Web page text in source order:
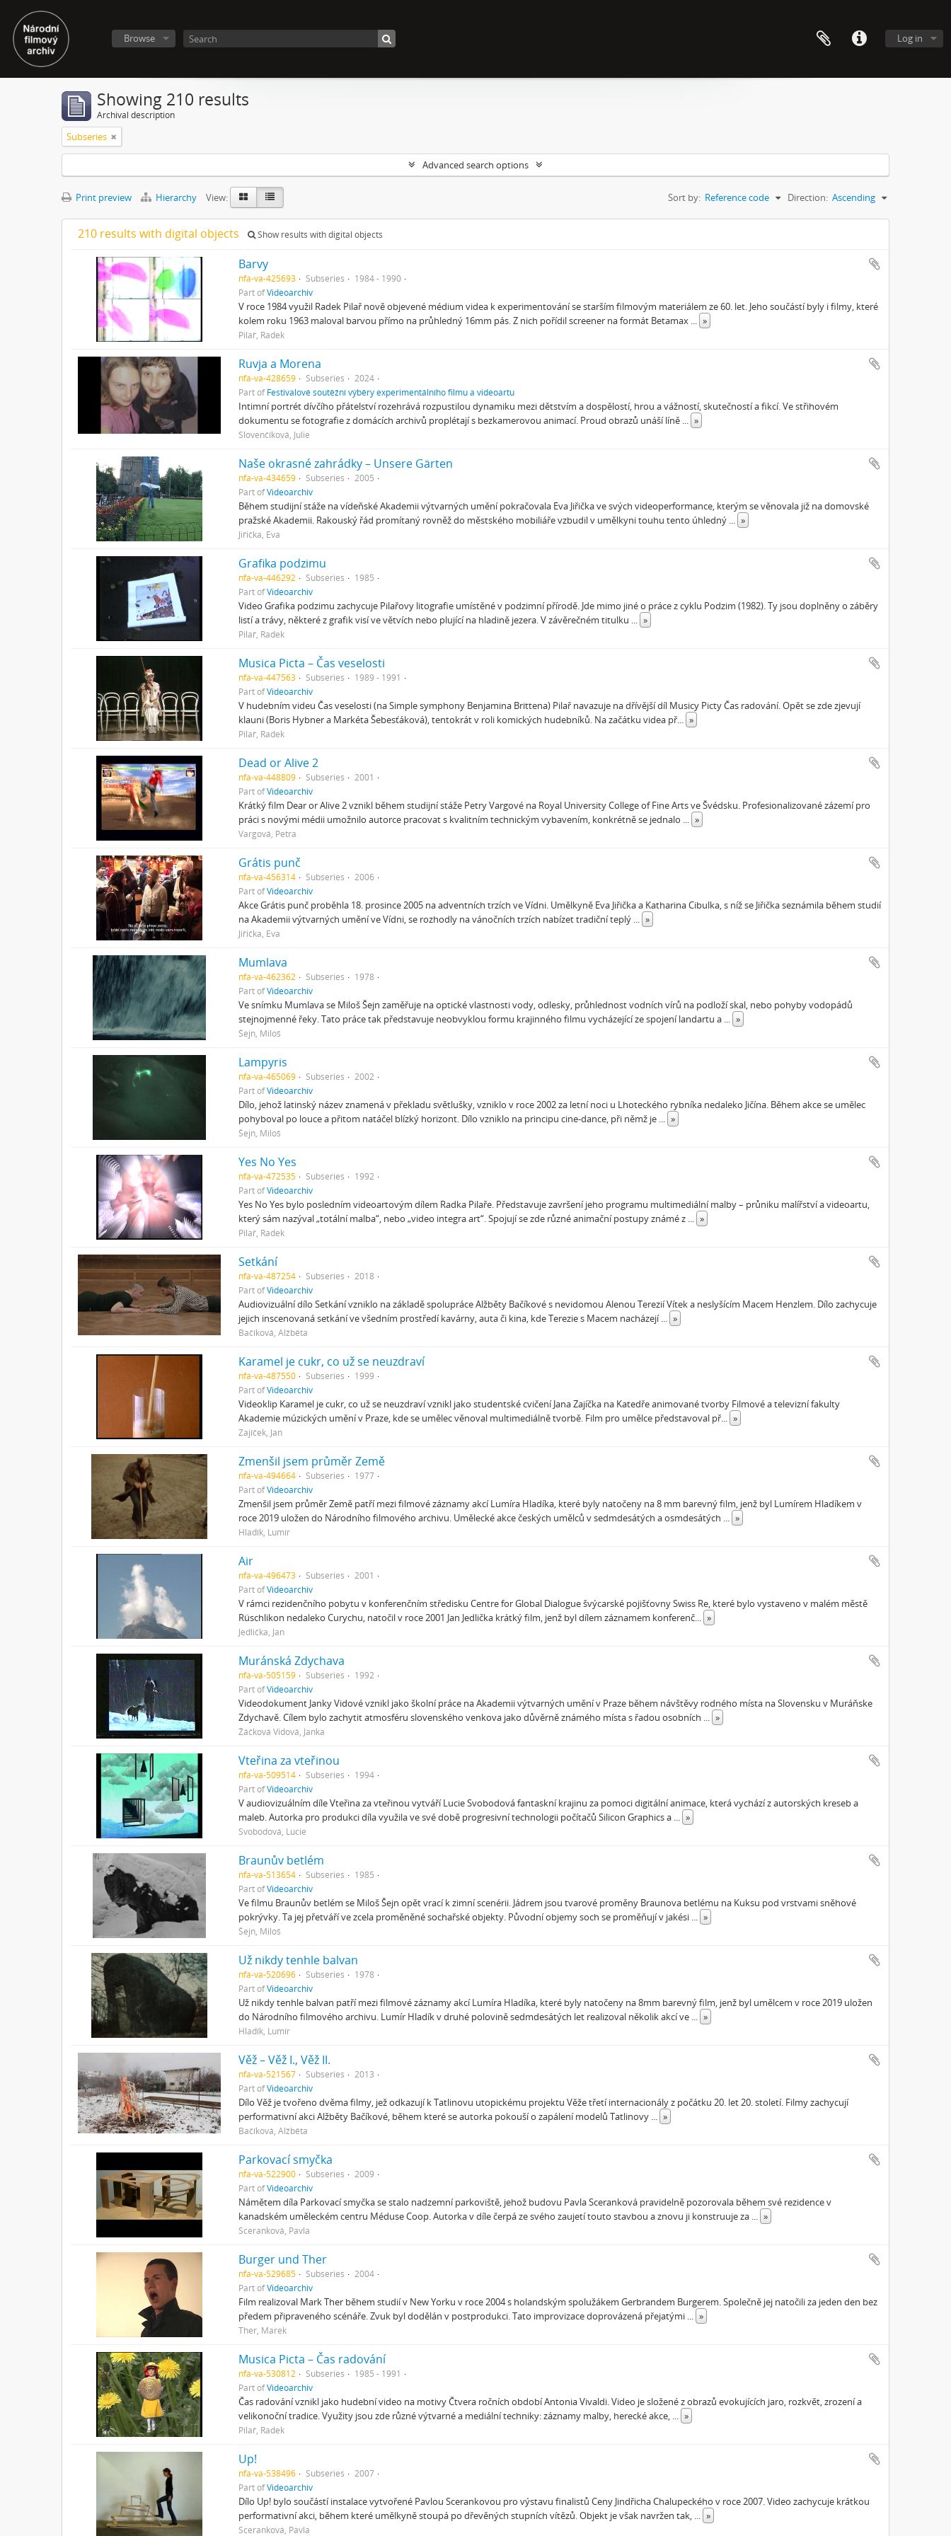
Log in
Browse
Showing 210 results
Archival description
Subseries
Advanced search options
Print preview Hierarchy View: Sort by: Reference code Direction: Ascending
210 results with digital objects Show results with digital objects
Barvy
nfa-va-425693 Subseries
1984 - 1990
Part ofVideoarchiv
V roce 1984 využil Radek Pilař nově objevené médium videa k experimentování se starším filmovým materiálem ze 60. let. Jeho součástí byly i filmy, které
kolem roku 1963 maloval barvou přímo na průhledný 16mm pás. Z nich pořídil screener na formát Betamax ... »
Pilař, Radek
Ruvja a Morena
nfa-va-428659 Subseries
2024
Part ofFestivalové soutěžní výběry experimentálního filmu a videoartu
Intimní portrét dívčího přátelství rozehrává rozpustilou dynamiku mezi dětstvím a dospělostí, hrou a vážností, skutečností a fikcí. Ve střihovém
dokumentu se fotografie z domácích archivů proplétají s bezkamerovou animací. Proud obrazů unáší líně ... »
Slovenčíková, Julie
Naše okrasné zahrádky – Unsere Gärten
nfa-va-434659 Subseries
2005
Part ofVideoarchiv
Během studijní stáže na vídeňské Akademii výtvarných umění pokračovala Eva Jiřička ve svých videoperformance, kterým se věnovala již na domovské
pražské Akademii. Rakouský řád promítaný rovněž do městského mobiliáře vzbudil v umělkyni touhu tento úhledný ... »
Jiřička, Eva
Grafika podzimu
nfa-va-446292 Subseries
1985
Part ofVideoarchiv
Video Grafika podzimu zachycuje Pilařovy litografie umístěné v podzimní přírodě. Jde mimo jiné o práce z cyklu Podzim (1982). Ty jsou doplněny o záběry
listí a trávy, některé z grafik visí ve větvích nebo plující na hladině jezera. V závěrečném titulku ... »
Pilař, Radek
Musica Picta – Čas veselosti
nfa-va-447563 Subseries
1989 - 1991
Part ofVideoarchiv
V hudebním videu Čas veselosti (na Simple symphony Benjamina Brittena) Pilař navazuje na dřívější díl Musicy Picty Čas radování. Opět se zde zjevují
klauni (Boris Hybner a Markéta Šebesťáková), tentokrát v roli komických hudebníků. Na začátku videa př... »
Pilař, Radek
Dead or Alive 2
nfa-va-448809 Subseries
2001
Part ofVideoarchiv
Krátký film Dear or Alive 2 vznikl během studijní stáže Petry Vargové na Royal University College of Fine Arts ve Švédsku. Profesionalizované zázemí pro
práci s novými médii umožnilo autorce pracovat s kvalitním technickým vybavením, konkrétně se jednalo ... »
Vargová, Petra
Grátis punč
nfa-va-456314 Subseries
2006
Part ofVideoarchiv
Akce Grátis punč proběhla 18. prosince 2005 na adventních trzích ve Vídni. Umělkyně Eva Jiřička a Katharina Cibulka, s níž se Jiřička seznámila během studií
na Akademii výtvarných umění ve Vídni, se rozhodly na vánočních trzích nabízet tradiční teplý ... »
Jiřička, Eva
Mumlava
nfa-va-462362 Subseries
1978
Part ofVideoarchiv
Ve snímku Mumlava se Miloš Šejn zaměřuje na optické vlastnosti vody, odlesky, průhlednost vodních vírů na podloží skal, nebo pohyby vodopádů
stejnojmenné řeky. Tato práce tak představuje neobvyklou formu krajinného filmu vycházející ze spojení landartu a ... »
Šejn, Miloš
Lampyris
nfa-va-465069 Subseries
2002
Part ofVideoarchiv
Dílo, jehož latinský název znamená v překladu světlušky, vzniklo v roce 2002 za letní noci u Lhoteckého rybníka nedaleko Jičína. Během akce se umělec
pohyboval po louce a přitom natáčel blízký horizont. Dílo vzniklo na principu cine-dance, při němž je ... »
Šejn, Miloš
Yes No Yes
nfa-va-472535 Subseries
1992
Part ofVideoarchiv
Yes No Yes bylo posledním videoartovým dílem Radka Pilaře. Představuje završení jeho programu multimediální malby – průniku malířství a videoartu,
který sám nazýval „totální malba“, nebo „video integra art“. Spojují se zde různé animační postupy známé z ... »
Pilař, Radek
Setkání
nfa-va-487254 Subseries
2018
Part ofVideoarchiv
Audiovizuální dílo Setkání vzniklo na základě spolupráce Alžběty Bačíkové s nevidomou Alenou Terezií Vítek a neslyšícím Macem Henzlem. Dílo zachycuje
jejich inscenovaná setkání ve všedním prostředí kavárny, auta či kina, kde Terezie s Macem nacházejí... »
Bačíková, Alžběta
Karamel je cukr, co už se neuzdraví
nfa-va-487550 Subseries
1999
Part ofVideoarchiv
Videoklip Karamel je cukr, co už se neuzdraví vznikl jako studentské cvičení Jana Zajíčka na Katedře animované tvorby Filmové a televizní fakulty
Akademie múzických umění v Praze, kde se umělec věnoval multimediálně tvorbě. Film pro umělce představoval př... »
Zajíček, Jan
Zmenšil jsem průměr Země
nfa-va-494664 Subseries
1977
Part ofVideoarchiv
Zmenšil jsem průměr Země patří mezi filmové záznamy akcí Lumíra Hladíka, které byly natočeny na 8 mm barevný film, jenž byl Lumírem Hladíkem v
roce 2019 uložen do Národního filmového archivu. Umělecké akce českých umělců v sedmdesátých a osmdesátých ... »
Hladík, Lumír
Air
nfa-va-496473 Subseries
2001
Part ofVideoarchiv
V rámci rezidenčního pobytu v konferenčním středisku Centre for Global Dialogue švýcarské pojišťovny Swiss Re, které bylo vystaveno v malém městě
Rüschlikon nedaleko Curychu, natočil v roce 2001 Jan Jedlička krátký film, jenž byl dílem záznamem konferenč... »
Jedlička, Jan
Muránská Zdychava
nfa-va-505159 Subseries
1992
Part ofVideoarchiv
Videodokument Janky Vidové vznikl jako školní práce na Akademii výtvarných umění v Praze během návštěvy rodného místa na Slovensku v Muráňske
Zdychavě. Cílem bylo zachytit atmosféru slovenského venkova jako důvěrně známého místa s řadou osobních ... »
Žáčková Vidová, Janka
Vteřina za vteřinou
nfa-va-509514 Subseries
1994
Part ofVideoarchiv
V audiovizuálním díle Vteřina za vteřinou vytváří Lucie Svobodová fantaskní krajinu za pomoci digitální animace, která vychází z autorských kreseb a
maleb. Autorka pro produkci díla využila ve své době progresivní technologii počítačů Silicon Graphics a ... »
Svobodová, Lucie
Braunův betlém
nfa-va-513654 Subseries
1985
Part ofVideoarchiv
Ve filmu Braunův betlém se Miloš Šejn opět vrací k zimní scenérii. Jádrem jsou tvarové proměny Braunova betlému na Kuksu pod vrstvami sněhové
pokrývky. Ta jej přetváří ve zcela proměněné sochařské objekty. Původní objemy soch se proměňují v jakési ... »
Šejn, Miloš
Už nikdy tenhle balvan
nfa-va-520696 Subseries
1978
Part ofVideoarchiv
Už nikdy tenhle balvan patří mezi filmové záznamy akcí Lumíra Hladíka, které byly natočeny na 8mm barevný film, jenž byl umělcem v roce 2019 uložen
do Národního filmového archivu. Lumír Hladík v druhé polovině sedmdesátých let realizoval několik akcí ve ... »
Hladík, Lumír
Věž – Věž I., Věž II.
nfa-va-521567 Subseries
2013
Part ofVideoarchiv
Dílo Věž je tvořeno dvěma filmy, jež odkazují k Tatlinovu utopickému projektu Věže třetí internacionály z počátku 20. let 20. století. Filmy zachycují
performativní akci Alžběty Bačíkové, během které se autorka pokouší o zapálení modelů Tatlinovy ... »
Bačíková, Alžběta
Parkovací smyčka
nfa-va-522900 Subseries
2009
Part ofVideoarchiv
Námětem díla Parkovací smyčka se stalo nadzemní parkoviště, jehož budovu Pavla Sceranková pravidelně pozorovala během své rezidence v
kanadském uměleckém centru Méduse Coop. Autorka v díle čerpá ze svého zaujetí touto stavbou a znovu ji konstruuje za ... »
Sceranková, Pavla
Burger und Ther
nfa-va-529685 Subseries
2004
Part ofVideoarchiv
Film realizoval Mark Ther během studií v New Yorku v roce 2004 s holandským spolužákem Gerbrandem Burgerem. Společně jej natočili za jeden den bez
předem připraveného scénáře. Zvuk byl dodělán v postprodukci. Tato improvizace doprovázená přejatými ... »
Ther, Marek
Musica Picta – Čas radování
nfa-va-530812 Subseries
1985 - 1991
Part ofVideoarchiv
Čas radování vznikl jako hudební video na motivy Čtvera ročních období Antonia Vivaldi. Video je složené z obrazů evokujících jaro, rozkvět, zrození a
velikonoční tradice. Využity jsou zde různé výtvarné a mediální techniky: záznamy malby, herecké akce, ... »
Pilař, Radek
Up!
nfa-va-538496 Subseries
2007
Part ofVideoarchiv
Dílo Up! bylo součástí instalace vytvořené Pavlou Scerankovou pro výstavu finalistů Ceny Jindřicha Chalupeckého v roce 2007. Video zachycuje krátkou
performativní akci, během které umělkyně stoupá po dřevěných stupních vítězů. Objekt je však navržen tak, ... »
Sceranková, Pavla